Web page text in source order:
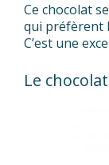
Ce chocolat
qui préfèrent
C’est une
Le